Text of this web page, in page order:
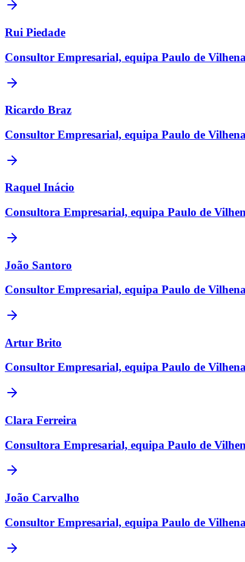
Rui Piedade
Consultor Empresarial, equipa Paulo de Vilhena
Ricardo Braz
Consultor Empresarial, equipa Paulo de Vilhena
Raquel Inácio
Consultora Empresarial, equipa Paulo de
João Santoro
Consultor Empresarial, equipa Paulo de
Artur Brito
Consultor Empresarial, equipa Paulo de
Clara Ferreira
Consultora Empresarial, equipa Paulo de
João Carvalho
Consultor Empresarial, equipa Paulo de Vilhena